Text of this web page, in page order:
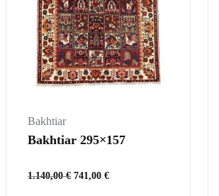
Bakhtiar
Bakhtiar 295×157
1.140,00€ 741,00€